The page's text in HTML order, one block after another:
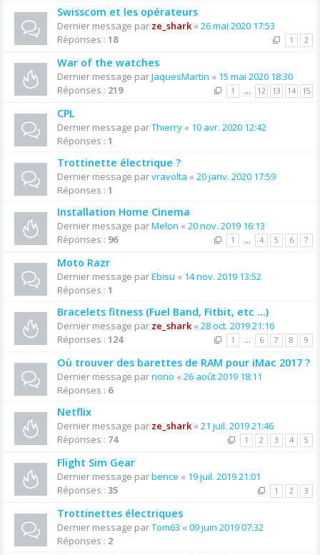
Swisscom et les opérateurs
Dernier message par ze_shark« 26 mai 2020 17:53
Réponses : 18 1 2
War of the watches
Dernier message parJaquesMartin « 15 mai 2020 18:30
Réponses : 219 1 … 12 13 14 15
CPL
Dernier message parThierry « 10 avr. 2020 12:42
Réponses : 1
Trottinette électrique ?
Dernier message parvravolta « 20 janv. 2020 17:59
Réponses : 1
Installation Home Cinema
Dernier message parMelon « 20 nov. 2019 16:13
Réponses : 96 1 … 4 5 6 7
Moto Razr
Dernier message parEbisu « 14 nov. 2019 13:52
Réponses : 1
Bracelets fitness (Fuel Band, Fitbit, etc ...)
Dernier message par ze_shark« 28 oct. 2019 21:16
Réponses : 124 1 … 6 7 8 9
Où trouver des barettes de RAM pour iMac 2017 ?
Dernier message parnono « 26 août 2019 18:11
Réponses : 6
Netflix
Dernier message par ze_shark« 21 juil. 2019 21:46
Réponses : 74 1 2 3 4 5
Flight Sim Gear
Dernier message parbence « 19 juil. 2019 21:01
Réponses : 35 1 2 3
Trottinettes électriques
Dernier message parTom63 « 09 juin 2019 07:32
Réponses : 2